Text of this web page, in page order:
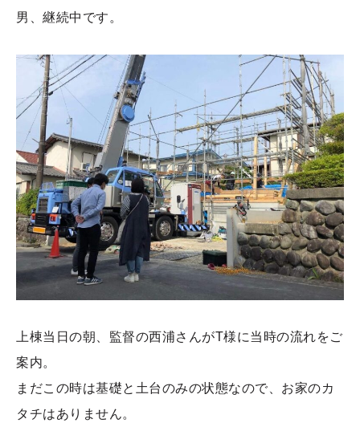
男、継続中です。
上棟当日の朝、監督の西浦さんがT様に当時の流れをご
案内。
まだこの時は基礎と土台のみの状態なので、お家のカ
タチはありません。